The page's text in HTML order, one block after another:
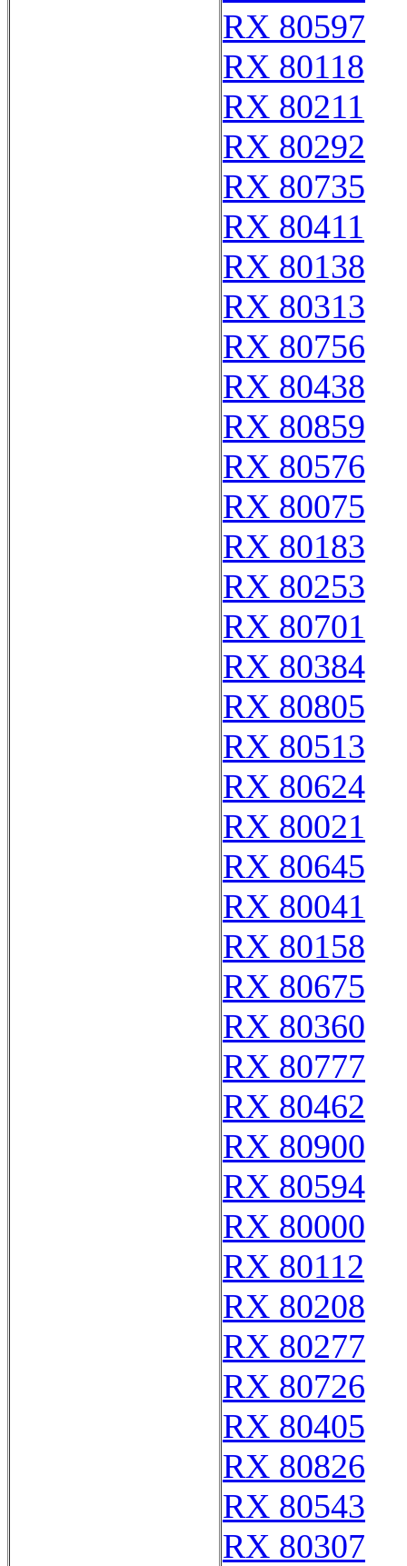
RX 80597
RX 80118
RX 80211
RX 80292
RX 80735
RX 80411
RX 80138
RX 80313
RX 80756
RX 80438
RX 80859
RX 80576
RX 80075
RX 80183
RX 80253
RX 80701
RX 80384
RX 80805
RX 80513
RX 80624
RX 80021
RX 80645
RX 80041
RX 80158
RX 80675
RX 80360
RX 80777
RX 80462
RX 80900
RX 80594
RX 80000
RX 80112
RX 80208
RX 80277
RX 80726
RX 80405
RX 80826
RX 80543
RX 80307